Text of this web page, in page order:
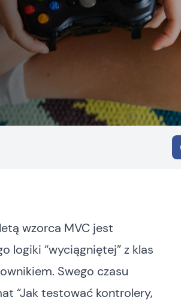
wzorca MVC jest
logiki “wyciągniętej” z klas
Swego czasu
“Jak testować kontrolery,